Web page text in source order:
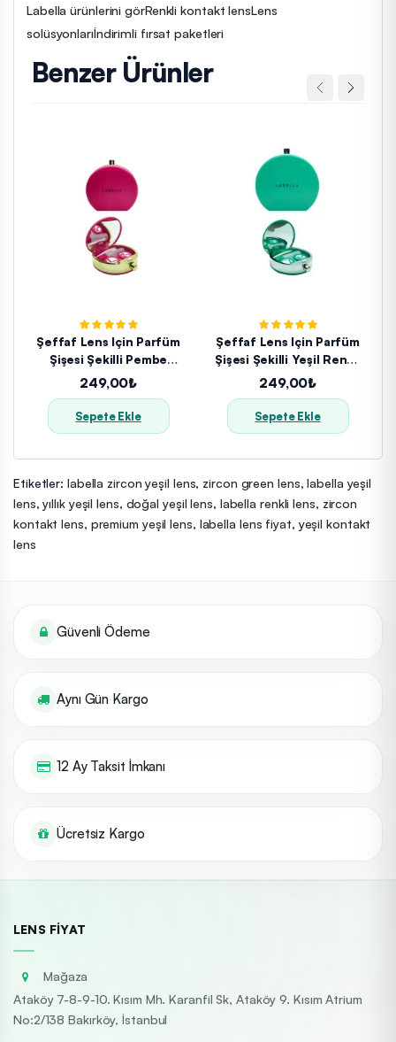
Labella ürünlerini görRenkli kontakt lensLens
solüsyonlarıİndirimli fırsat paketleri
Benzer Ürünler
Şeffaf Lens Için Parfüm
Şişesi Şekilli Pembe
Renkli Lens Kabı
249,00₺
Sepete Ekle
Şeffaf Lens Için Parfüm
Şişesi Şekilli Yeşil Renkli
Lens Kabı
249,00₺
Sepete Ekle
Etiketler: labella zircon yeşil lens, zircon green lens,labella yeşil
lens,yıllık yeşil lens, doğal yeşil lens, labella renkli lens, zircon
kontakt lens, premium yeşil lens, labella lens fiyat, yeşil kontakt
lens
Güvenli Ödeme
Aynı Gün Kargo
12 Ay Taksit İmkanı
Ücretsiz Kargo
LENS FIYAT
Mağaza
Ataköy 7-8-9-10. Kısım Mh. Karanfil Sk, Ataköy 9. Kısım Atrium
No:2/138 Bakırköy, İstanbul